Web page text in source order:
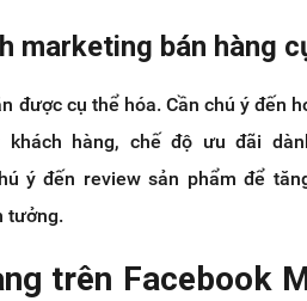
marketing bán hàng
được cụ thể hóa. Cần chú ý đến
hàng, chế độ ưu đãi
ý đến review sản phẩm để
tưởng.
trên Facebook